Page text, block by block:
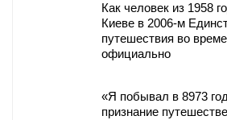
Как человек из 1958
Киеве в 2006-м
путешествия во
официально
«Я побывал в 8973
признание